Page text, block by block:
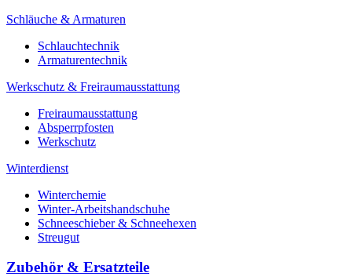
Schläuche & Armaturen
Schlauchtechnik
Armaturentechnik
Werkschutz & Freiraumausstattung
Freiraumausstattung
Absperrpfosten
Werkschutz
Winterdienst
Winterchemie
Winter-Arbeitshandschuhe
Schneeschieber & Schneehexen
Streugut
Zubehör & Ersatzteile